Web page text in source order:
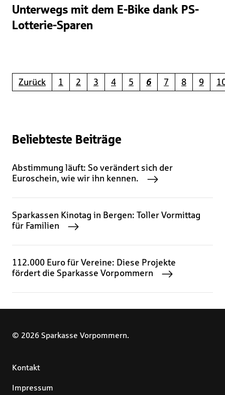
Unterwegs mit dem E-Bike dank PS-
Lotterie-Sparen
Zurück 1 2 3 4 5 6 7 8 9
Beliebteste Beiträge
Abstimmung läuft: So verändert sich der
Euroschein, wie wir ihn kennen.
Sparkassen Kinotag in Bergen: Toller Vormittag
für Familien
112.000 Euro für Vereine: Diese Projekte
fördert die Sparkasse Vorpommern
© 2026 Sparkasse Vorpommern.
Kontakt
Impressum